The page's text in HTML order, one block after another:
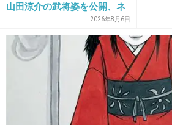
幼稚園児、初カットからずっと美容
(*^^*)2カ月に1回くらいのペース
山田涼介の武将姿を公開、ネ
ット歓喜「ビジュ良すぎん」
「こんな美しい秀次は初め
て」
2026年8月6日